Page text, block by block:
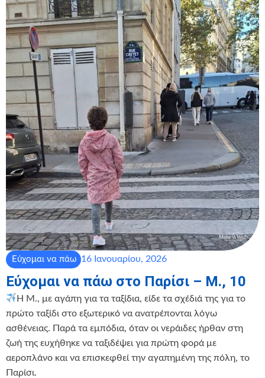
Εύχομαι να πάω 16 Ιανουαρίου, 2026
Εύχομαι να πάω στο Παρίσι – Μ., 10
Η Μ., με αγάπη για τα ταξίδια, είδε τα σχέδιά της για το
πρώτο ταξίδι στο εξωτερικό να ανατρέπονται λόγω
ασθένειας. Παρά τα εμπόδια, όταν οι νεράιδες ήρθαν στη
ζωή της ευχήθηκε να ταξιδέψει για πρώτη φορά με
αεροπλάνο και να επισκεφθεί την αγαπημένη της πόλη, το
Παρίσι.